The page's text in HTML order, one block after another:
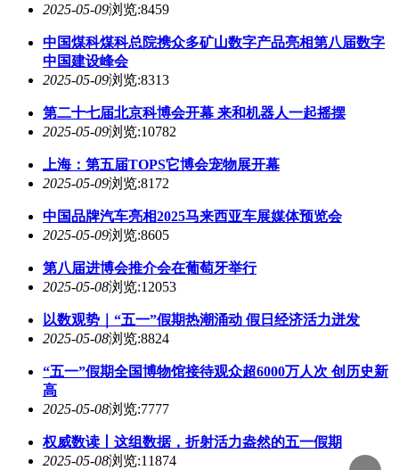
2025-05-09浏览:8459
中国煤科煤科总院携众多矿山数字产品亮相第八届数字
中国建设峰会
2025-05-09浏览:8313
第二十七届北京科博会开幕 来和机器人一起摇摆
2025-05-09浏览:10782
上海：第五届TOPS它博会宠物展开幕
2025-05-09浏览:8172
中国品牌汽车亮相2025马来西亚车展媒体预览会
2025-05-09浏览:8605
第八届进博会推介会在葡萄牙举行
2025-05-08浏览:12053
以数观势｜“五一”假期热潮涌动 假日经济活力迸发
2025-05-08浏览:8824
“五一”假期全国博物馆接待观众超6000万人次 创历史新
高
2025-05-08浏览:7777
权威数读丨这组数据，折射活力盎然的五一假期
2025-05-08浏览:11874